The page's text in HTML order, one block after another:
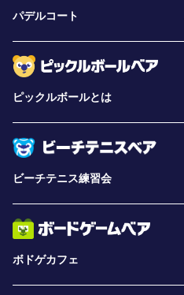
パデルコート
ピックルボールとは
ビーチテニス練習会
ボドゲカフェ